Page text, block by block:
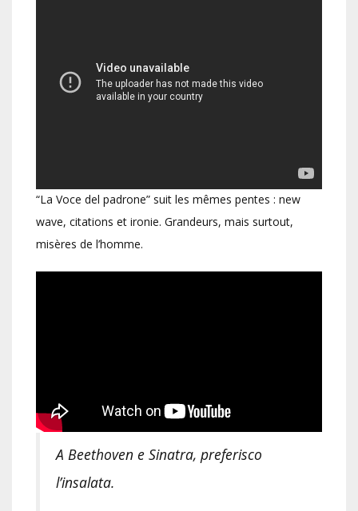
“La Voce del padrone” suit les mêmes pentes : new
wave, citations et ironie. Grandeurs, mais surtout,
misères de l’homme.
A Beethoven e Sinatra, preferisco
l’insalata.